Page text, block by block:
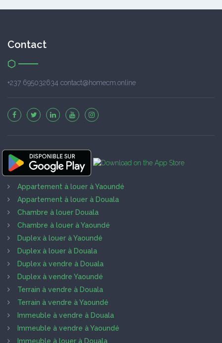
Contact
+237 695032634 contact@homecm.online
Appartement à louer à Yaoundé
Appartement à louer à Douala
Chambre à louer Douala
Chambre à louer à Yaoundé
Duplex à louer à Yaoundé
Duplex à louer à Douala
Duplex à vendre à Douala
Duplex à vendre Yaoundé
Terrain à vendre à Douala
Terrain à vendre à Yaoundé
Immeuble à vendre à Douala
Immeuble à vendre à Yaoundé
Immeuble à louer à Douala